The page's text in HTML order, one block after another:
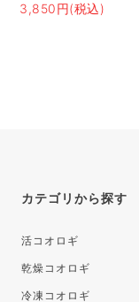
3,850円(税込)
カテゴリから探す
活コオロギ
乾燥コオロギ
冷凍コオロギ